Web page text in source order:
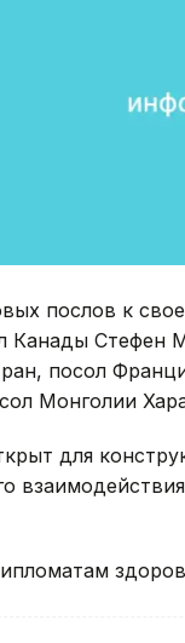
послов к
Канады Стефен
посол
Монголии
для